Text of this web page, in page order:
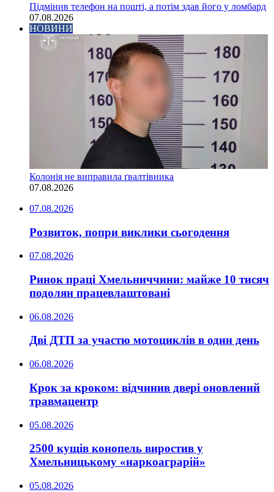
Підмінив телефон на пошті, а потім здав його у ломбард
07.08.2026
НОВИНИ
Колонія не виправила ґвалтівника
07.08.2026
07.08.2026
Розвиток, попри виклики сьогодення
07.08.2026
Ринок праці Хмельниччини: майже 10 тисяч
подолян працевлаштовані
06.08.2026
Дві ДТП за участю мотоциклів в один день
06.08.2026
Крок за кроком: відчинив двері оновлений
травмацентр
05.08.2026
2500 кущів конопель виростив у
Хмельницькому «наркоаграрій»
05.08.2026